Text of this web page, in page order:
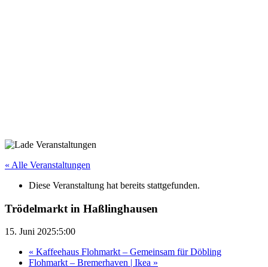
« Alle Veranstaltungen
Diese Veranstaltung hat bereits stattgefunden.
Trödelmarkt in Haßlinghausen
15. Juni 2025:5:00
« Kaffeehaus Flohmarkt – Gemeinsam für Döbling
Flohmarkt – Bremerhaven | Ikea »